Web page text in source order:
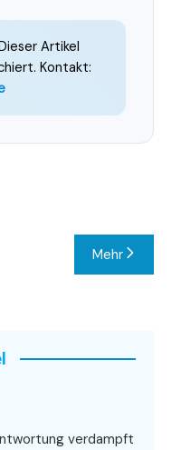
Artikel
Kontakt:
Mehr
verdampft